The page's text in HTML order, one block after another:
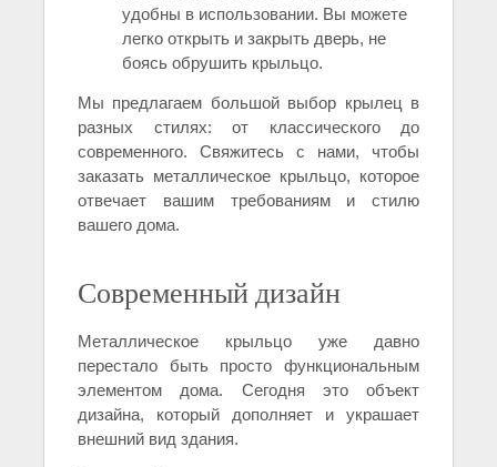
удобны в использовании. Вы можете
легко открыть и закрыть дверь, не
боясь обрушить крыльцо.
Мы предлагаем большой выбор крылец в
разных стилях: от классического до
современного. Свяжитесь с нами, чтобы
заказать металлическое крыльцо, которое
отвечает вашим требованиям и стилю
вашего дома.
Современный дизайн
Металлическое крыльцо уже давно
перестало быть просто функциональным
элементом дома. Сегодня это объект
дизайна, который дополняет и украшает
внешний вид здания.